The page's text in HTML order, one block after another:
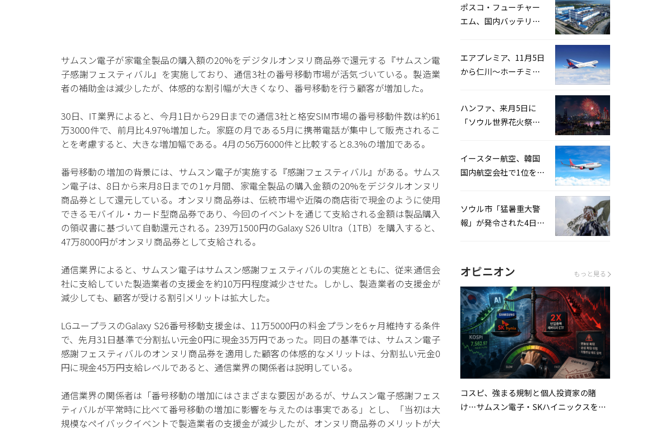
サムスン電子が家電全製品の購入額の20%をデジタルオンヌリ商品券で還元する『サムスン電
子感謝フェスティバル』を実施しており、通信3社の番号移動市場が活気づいている。製造業
者の補助金は減少したが、体感的な割引幅が大きくなり、番号移動を行う顧客が増加した。
30日、IT業界によると、今月1日から29日までの通信3社と格安SIM市場の番号移動件数は約61
万3000件で、前月比4.97%増加した。家庭の月である5月に携帯電話が集中して販売されるこ
とを考慮すると、大きな増加幅である。4月の56万6000件と比較すると8.3%の増加である。
番号移動の増加の背景には、サムスン電子が実施する『感謝フェスティバル』がある。サムス
ン電子は、8日から来月8日までの1ヶ月間、家電全製品の購入金額の20%をデジタルオンヌリ
商品券として還元している。オンヌリ商品券は、伝統市場や近隣の商店街で現金のように使用
できるモバイル・カード型商品券であり、今回のイベントを通じて支給される金額は製品購入
の領収書に基づいて自動還元される。239万1500円のGalaxy S26 Ultra（1TB）を購入すると、
47万8000円がオンヌリ商品券として支給される。
通信業界によると、サムスン電子はサムスン感謝フェスティバルの実施とともに、従来通信会
社に支給していた製造業者の支援金を約10万円程度減少させた。しかし、製造業者の支援金が
減少しても、顧客が受ける割引メリットは拡大した。
LGユープラスのGalaxy S26番号移動支援金は、11万5000円の料金プランを6ヶ月維持する条件
で、先月31日基準で分割払い元金0円に現金35万円であった。同日の基準では、サムスン電子
感謝フェスティバルのオンヌリ商品券を適用した顧客の体感的なメリットは、分割払い元金0
円に現金45万円支給レベルであると、通信業界の関係者は説明している。
通信業界の関係者は「番号移動の増加にはさまざまな要因があるが、サムスン電子感謝フェス
ティバルが平常時に比べて番号移動の増加に影響を与えたのは事実である」とし、「当初は大
規模なペイバックイベントで製造業者の支援金が減少したが、オンヌリ商品券のメリットが大
ポスコ・フューチャー
エム、国内バッテリー
エアプレミア、11月5日
から仁川〜ホーチミン
ハンファ、来月5日に
「ソウル世界花火祭り
イースター航空、韓国
国内航空会社で1位を記
ソウル市「猛暑重大警
報」が発令された4日、
オピニオン もっと見る
コスピ、強まる規制と個人投資家の賭
け…サムスン電子・SKハイニックスを巡